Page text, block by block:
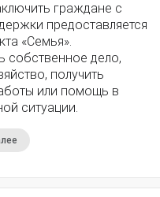
граждане с
предоставляется
«Семья».
собственное дело,
получить
или помощь в
ситуации.